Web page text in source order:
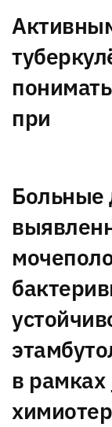
при
Больные
в